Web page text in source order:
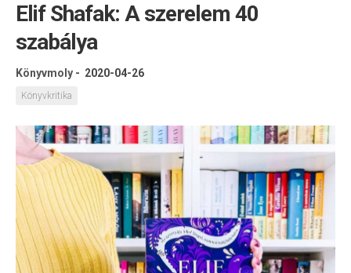
Kapcsolat
Olvasó sarok
Könyveim
Rólam
Elif Shafak: A szerelem 40
szabálya
Könyvmoly - 2020-04-26
Könyvkritika